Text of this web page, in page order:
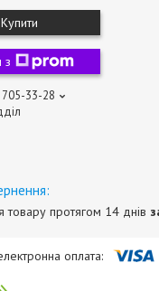
Купити
з
33-28
товару протягом 14 днів